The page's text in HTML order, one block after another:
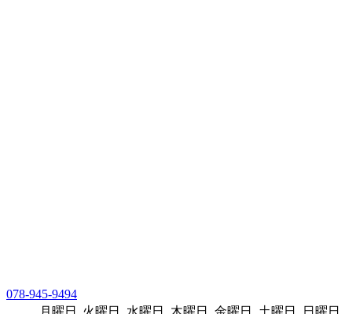
078-945-9494
月曜日
火曜日 水曜日 木曜日 金曜日 土曜日 日曜日